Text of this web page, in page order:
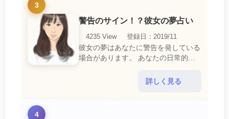
3
警告のサイン！？彼女の夢占い
4235 View
登録日：2019/11
彼女の夢はあなたに警告を発している
場合があります。 あなたの日常的な
詳しく見る
4